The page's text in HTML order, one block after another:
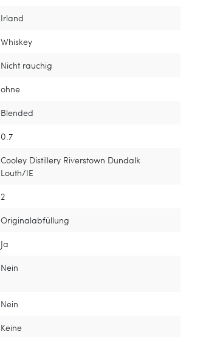
Irland
Whiskey
Nicht rauchig
ohne
Blended
0.7
Cooley Distillery Riverstown Dundalk
Louth/IE
2
Originalabfüllung
Ja
Nein
Nein
Keine